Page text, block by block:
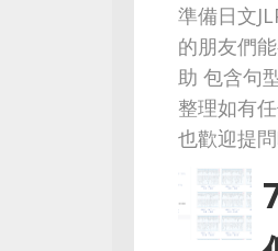
準備日文
的朋友們
助 包含句
整理如有
也歡迎提